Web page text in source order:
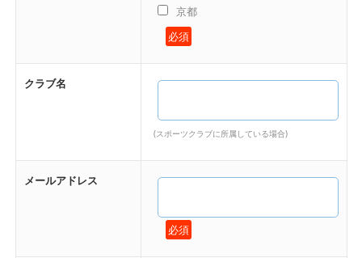
京都
必須
クラブ名
(スポーツクラブに所属している場合)
メールアドレス
必須